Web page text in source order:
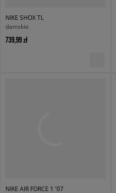
NIKE SHOX TL
damskie
739,99 zł
NIKE AIR FORCE 1 '07